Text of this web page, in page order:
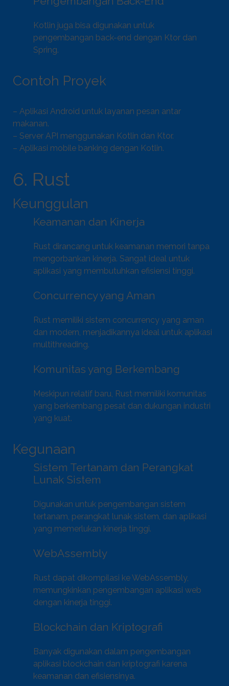
Kotlin juga bisa digunakan untuk
pengembangan back-end dengan Ktor dan
Spring.
Contoh Proyek
– Aplikasi Android untuk layanan pesan antar
makanan.
– Server API menggunakan Kotlin dan Ktor.
– Aplikasi mobile banking dengan Kotlin.
6. Rust
Keunggulan
Keamanan dan Kinerja
Rust dirancang untuk keamanan memori tanpa
mengorbankan kinerja. Sangat ideal untuk
aplikasi yang membutuhkan efisiensi tinggi.
Concurrency yang Aman
Rust memiliki sistem concurrency yang aman
dan modern, menjadikannya ideal untuk aplikasi
multithreading.
Komunitas yang Berkembang
Meskipun relatif baru, Rust memiliki komunitas
yang berkembang pesat dan dukungan industri
yang kuat.
Kegunaan
Sistem Tertanam dan Perangkat
Lunak Sistem
Digunakan untuk pengembangan sistem
tertanam, perangkat lunak sistem, dan aplikasi
yang memerlukan kinerja tinggi.
WebAssembly
Rust dapat dikompilasi ke WebAssembly,
memungkinkan pengembangan aplikasi web
dengan kinerja tinggi.
Blockchain dan Kriptografi
Banyak digunakan dalam pengembangan
aplikasi blockchain dan kriptografi karena
keamanan dan efisiensinya.